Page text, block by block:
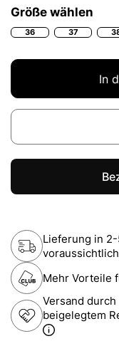
Größe wählen
36 37
In
Lieferung in
Mehr Vorteile
Versand
beigelegtem